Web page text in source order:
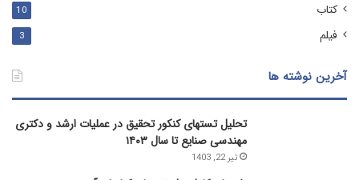
کتاب 10
فیلم 3
آخرین نوشته ها
تحلیل تستهای کنکور تحقیق در عملیات ارشد و دکتری
مهندسی صنایع تا سال ۱۴۰۳
تیر 22, 1403